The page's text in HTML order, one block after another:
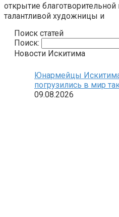
открытие
талантливой художницы и
Поиск статей
Поиск:
Новости Искитима
Юнармейцы
погрузились в мир
09.08.2026